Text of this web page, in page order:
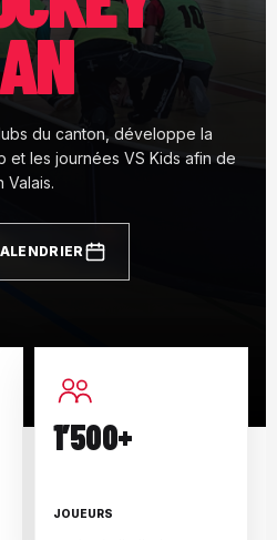
du canton, développe la
et les journées VS Kids afin de
Valais.
1’500+
JOUEURS